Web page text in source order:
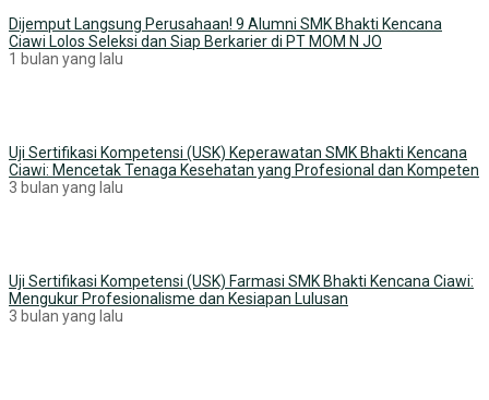
Dijemput Langsung Perusahaan! 9 Alumni SMK Bhakti Kencana
Ciawi Lolos Seleksi dan Siap Berkarier di PT MOM N JO
1 bulan yang lalu
Uji Sertifikasi Kompetensi (USK) Keperawatan SMK Bhakti Kencana
Ciawi: Mencetak Tenaga Kesehatan yang Profesional dan Kompeten
3 bulan yang lalu
Uji Sertifikasi Kompetensi (USK) Farmasi SMK Bhakti Kencana Ciawi:
Mengukur Profesionalisme dan Kesiapan Lulusan
3 bulan yang lalu